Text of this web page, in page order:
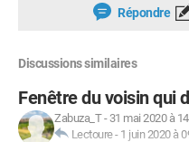
Répondre
Discussions similaires
Fenêtre du voisin qui
Zabuza_T- 31 mai 2020 à
Lectoure- 1 juin 2020 à